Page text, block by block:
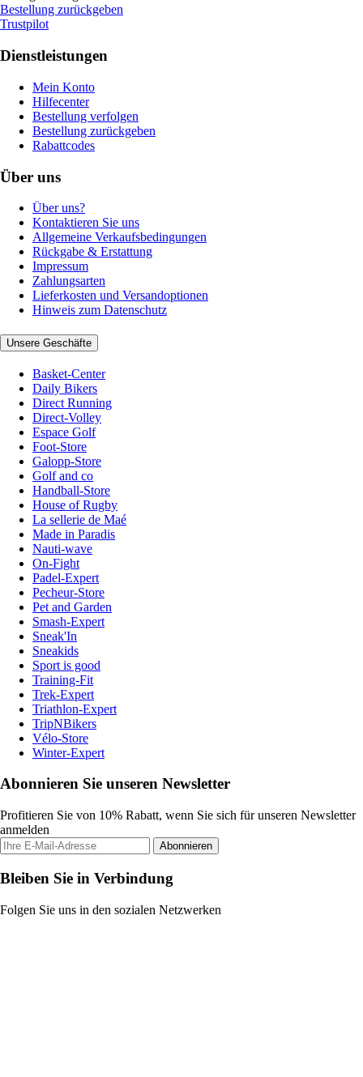
Bestellung zurückgeben
Trustpilot
Dienstleistungen
Mein Konto
Hilfecenter
Bestellung verfolgen
Bestellung zurückgeben
Rabattcodes
Über uns
Über uns?
Kontaktieren Sie uns
Allgemeine Verkaufsbedingungen
Rückgabe & Erstattung
Impressum
Zahlungsarten
Lieferkosten und Versandoptionen
Hinweis zum Datenschutz
Unsere Geschäfte
Basket-Center
Daily Bikers
Direct Running
Direct-Volley
Espace Golf
Foot-Store
Galopp-Store
Golf and co
Handball-Store
House of Rugby
La sellerie de Maé
Made in Paradis
Nauti-wave
On-Fight
Padel-Expert
Pecheur-Store
Pet and Garden
Smash-Expert
Sneak'In
Sneakids
Sport is good
Training-Fit
Trek-Expert
Triathlon-Expert
TripNBikers
Vélo-Store
Winter-Expert
Abonnieren Sie unseren Newsletter
Profitieren Sie von 10% Rabatt, wenn Sie sich für unseren Newsletter
anmelden
Abonnieren
Bleiben Sie in Verbindung
Folgen Sie uns in den sozialen Netzwerken